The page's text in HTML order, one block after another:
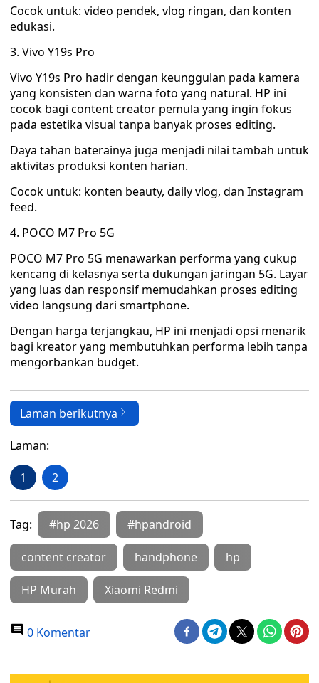
Cocok untuk: video pendek, vlog ringan, dan konten
edukasi.
3. Vivo Y19s Pro
Vivo Y19s Pro hadir dengan keunggulan pada kamera
yang konsisten dan warna foto yang natural. HP ini
cocok bagi content creator pemula yang ingin fokus
pada estetika visual tanpa banyak proses editing.
Daya tahan baterainya juga menjadi nilai tambah untuk
aktivitas produksi konten harian.
Cocok untuk: konten beauty, daily vlog, dan Instagram
feed.
4. POCO M7 Pro 5G
POCO M7 Pro 5G menawarkan performa yang cukup
kencang di kelasnya serta dukungan jaringan 5G. Layar
yang luas dan responsif memudahkan proses editing
video langsung dari smartphone.
Dengan harga terjangkau, HP ini menjadi opsi menarik
bagi kreator yang membutuhkan performa lebih tanpa
mengorbankan budget.
Laman berikutnya
Laman:
1 2
Tag: #hp 2026 #hpandroid
content creator handphone hp
HP Murah Xiaomi Redmi
0 Komentar